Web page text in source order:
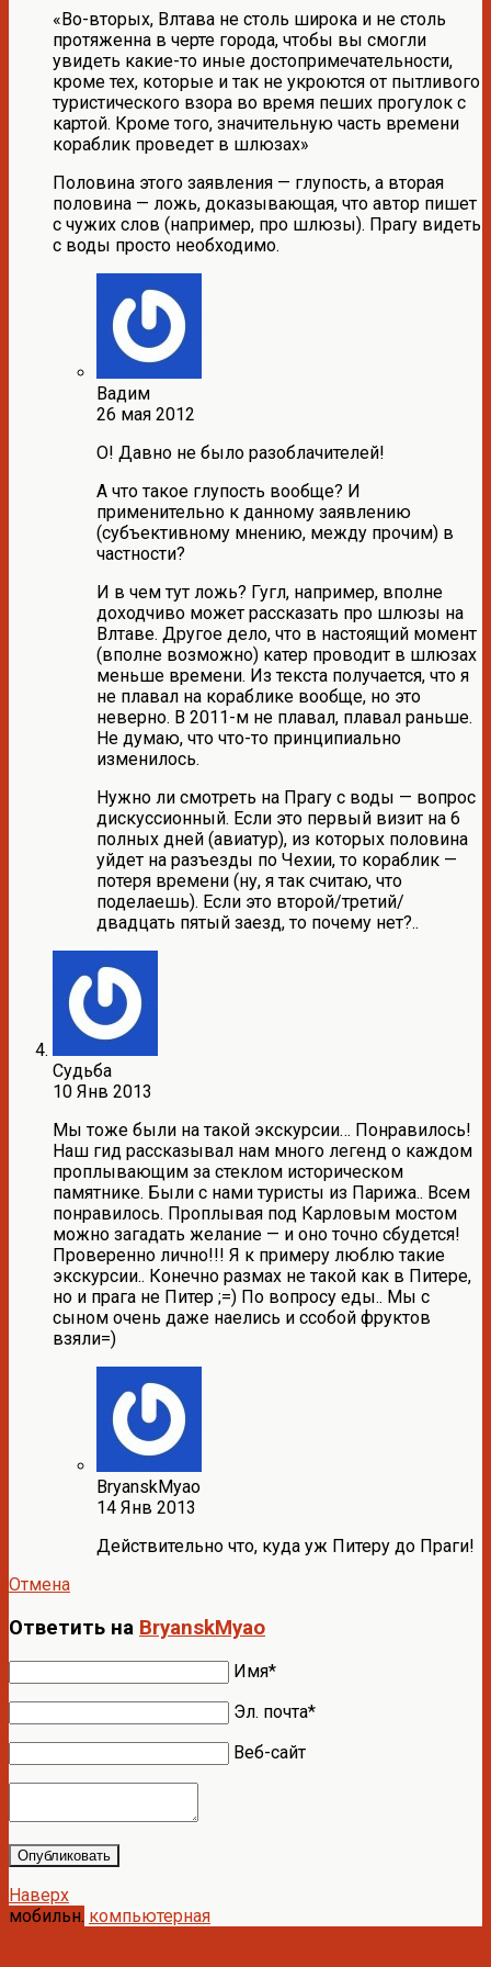
«Во-вторых, Влтава не столь широка и не столь
протяженна в черте города, чтобы вы смогли
увидеть какие-то иные достопримечательности,
кроме тех, которые и так не укроются от пытливого
туристического взора во время пеших прогулок с
картой. Кроме того, значительную часть времени
кораблик проведет в шлюзах»
Половина этого заявления — глупость, а вторая
половина — ложь, доказывающая, что автор пишет
с чужих слов (например, про шлюзы). Прагу видеть
с воды просто необходимо.
Вадим
26 мая 2012
О! Давно не было разоблачителей!
А что такое глупость вообще? И
применительно к данному заявлению
(субъективному мнению, между прочим) в
частности?
И в чем тут ложь? Гугл, например, вполне
доходчиво может рассказать про шлюзы на
Влтаве. Другое дело, что в настоящий момент
(вполне возможно) катер проводит в шлюзах
меньше времени. Из текста получается, что я
не плавал на кораблике вообще, но это
неверно. В 2011-м не плавал, плавал раньше.
Не думаю, что что-то принципиально
изменилось.
Нужно ли смотреть на Прагу с воды — вопрос
дискуссионный. Если это первый визит на 6
полных дней (авиатур), из которых половина
уйдет на разъезды по Чехии, то кораблик —
потеря времени (ну, я так считаю, что
поделаешь). Если это второй/третий/
двадцать пятый заезд, то почему нет?..
Судьба
10 Янв 2013
Мы тоже были на такой экскурсии… Понравилось!
Наш гид рассказывал нам много легенд о каждом
проплывающим за стеклом историческом
памятнике. Были с нами туристы из Парижа.. Всем
понравилось. Проплывая под Карловым мостом
можно загадать желание — и оно точно сбудется!
Проверенно лично!!! Я к примеру люблю такие
экскурсии.. Конечно размах не такой как в Питере,
но и прага не Питер ;=) По вопросу еды.. Мы с
сыном очень даже наелись и ссобой фруктов
взяли=)
BryanskMyao
14 Янв 2013
Действительно что, куда уж Питеру до Праги!
Отмена
Ответить на BryanskMyao
Имя*
Эл. почта*
Веб-сайт
Опубликовать
Наверх
мобильн. компьютерная